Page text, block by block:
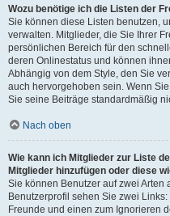
Wozu benötige ich die Listen der
Sie können diese Listen benutzen,
verwalten. Mitglieder, die Sie Ihrer
persönlichen Bereich für den
deren Onlinestatus und können
Abhängig von dem Style, den Sie
auch hervorgehoben sein. Wenn
Sie seine Beiträge standardmäßig
Nach oben
Wie kann ich Mitglieder zur Liste
Mitglieder hinzufügen oder diese
Sie können Benutzer auf zwei Arten
Benutzerprofil sehen Sie zwei
Freunde und einen zum Ignorieren